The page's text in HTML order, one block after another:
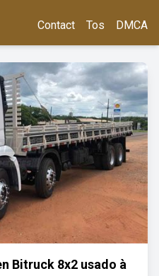
Contact Tos DMCA
Bitruck 8x2 usado à